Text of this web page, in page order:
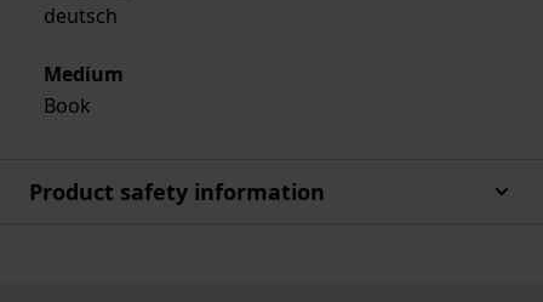
deutsch
Medium
Book
Product safety information